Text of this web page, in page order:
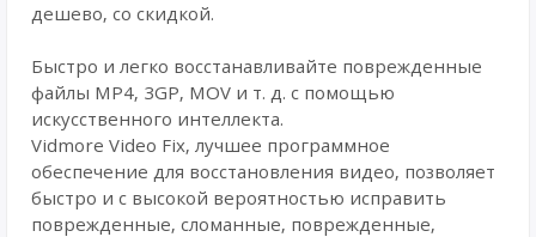
дешево, со скидкой.
Быстро и легко восстанавливайте поврежденные
файлы MP4, 3GP, MOV и т. д. с помощью
искусственного интеллекта.
Vidmore Video Fix, лучшее программное
обеспечение для восстановления видео, позволяет
быстро и с высокой вероятностью исправить
поврежденные, сломанные, поврежденные,